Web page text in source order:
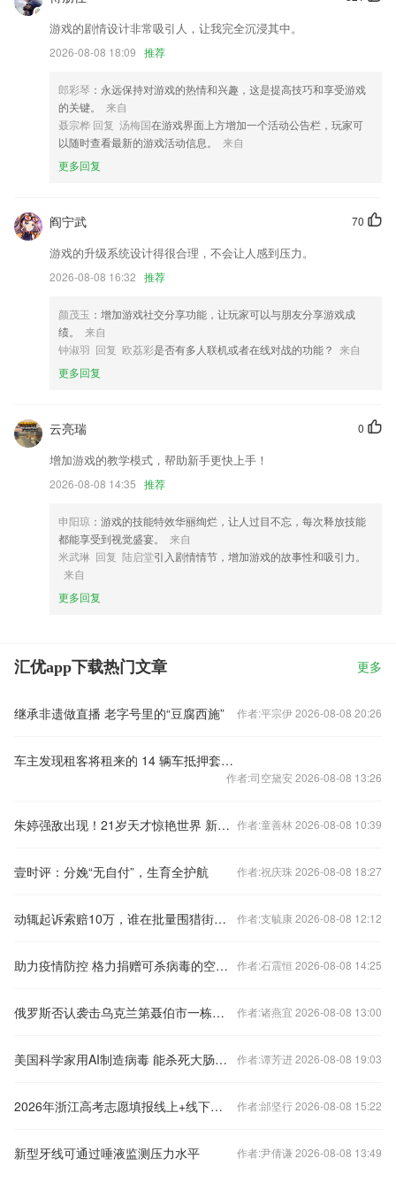
修复问题，提升系统流畅性
新增通话模块，拨打电话更便捷
到账账单查询；
好故事有彩蛋，奇妙阅读新体验
增加支持越南语；
联系我们
改。
游戏的剧情设计非常吸引人，让我完全沉浸其中。
2026-08-08 18:09 推荐
郎彩琴 ：永远保持对游戏的热情和兴趣，这是提高技巧和享受游戏
的关键。
来自
聂宗桦 回复 汤梅国在游戏界面上方增加一个活动公告栏，玩家可
以随时查看最新的游戏活动信息。
来自
更多回复
70
阎宁武
游戏的升级系统设计得很合理，不会让人感到压力。
2026-08-08 16:32 推荐
颜茂玉 ：增加游戏社交分享功能，让玩家可以与朋友分享游戏成
绩。
来自
钟淑羽 回复 欧荔彩是否有多人联机或者在线对战的功能？ 来自
更多回复
0
云亮瑞
增加游戏的教学模式，帮助新手更快上手！
2026-08-08 14:35 推荐
申阳琼 ：游戏的技能特效华丽绚烂，让人过目不忘，每次释放技能
都能享受到视觉盛宴。
来自
米武琳 回复 陆启堂引入剧情情节，增加游戏的故事性和吸引力。
来自
更多回复
汇优app下载热门文章 更多
继承非遗做直播 老字号里的“豆腐西施” 作者:平宗伊 2026-08-08 20:26
车主发现租客将租来的 14 辆车抵押套现，二手车商也称自己是受害者，问题出在哪？谁该承担损失？
作者:司空黛安 2026-08-08 13:26
朱婷强敌出现！21岁天才惊艳世界 新得分狂人横空出世 作者:童善林 2026-08-08 10:39
壹时评：分娩“无自付”，生育全护航 作者:祝庆珠 2026-08-08 18:27
动辄起诉索赔10万，谁在批量围猎街边小店？ 作者:支毓康 2026-08-08 12:12
助力疫情防控 格力捐赠可杀病毒的空气净化器 作者:石震恒 2026-08-08 14:25
俄罗斯否认袭击乌克兰第聂伯市一栋居民楼 作者:诸燕宜 2026-08-08 13:00
美国科学家用AI制造病毒 能杀死大肠杆菌 作者:谭芳进 2026-08-08 19:03
2026年浙江高考志愿填报线上+线下咨询活动全指南 作者:邰坚行 2026-08-08 15:22
新型牙线可通过唾液监测压力水平 作者:尹倩谦 2026-08-08 13:49